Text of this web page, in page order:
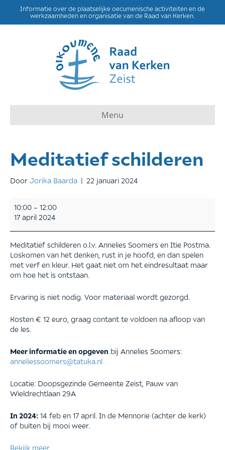
Informatie over de plaatselijke oecumenische activiteiten en de
werkzaamheden en organisatie van de Raad van Kerken.
Menu
Meditatief schilderen
Door Jorika Baarda | 22 januari 2024
schilderen
10:00 – 12:00
17 april 2024
Meditatief schilderen o.l.v. Annelies Soomers en Itie Postma.
Loskomen van het denken, rust in je hoofd, en dan spelen
met verf en kleur. Het gaat niet om het eindresultaat maar
om hoe het is ontstaan.
Ervaring is niet nodig. Voor materiaal wordt gezorgd.
Kosten € 12 euro, graag contant te voldoen na afloop van
de les.
Meer informatie en opgeven bij Annelies Soomers:
anneliessoomers@tatuka.nl
Locatie: Doopsgezinde Gemeente Zeist, Pauw van
Wieldrechtlaan 29A
In 2024: 14 feb en 17 april. In de Mennorie (achter de kerk)
of buiten bij mooi weer.
Bekijk meer